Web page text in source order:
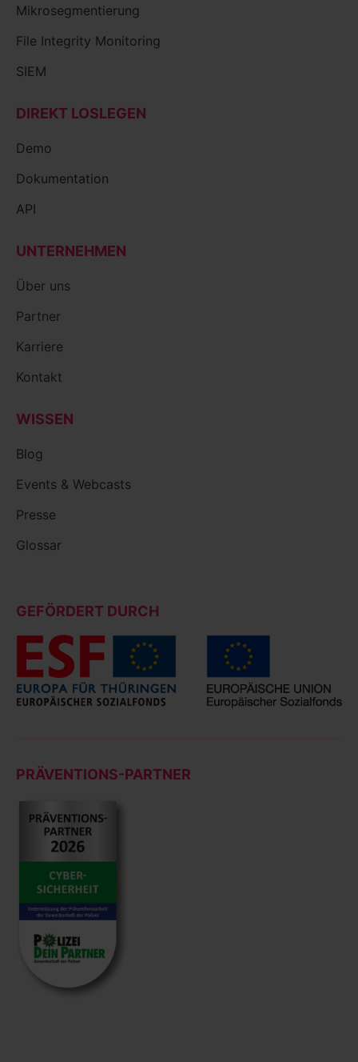
Mikrosegmentierung
File Integrity Monitoring
SIEM
DIREKT LOSLEGEN
Demo
Dokumentation
API
UNTERNEHMEN
Über uns
Partner
Karriere
Kontakt
WISSEN
Blog
Events & Webcasts
Presse
Glossar
GEFÖRDERT DURCH
PRÄVENTIONS-PARTNER